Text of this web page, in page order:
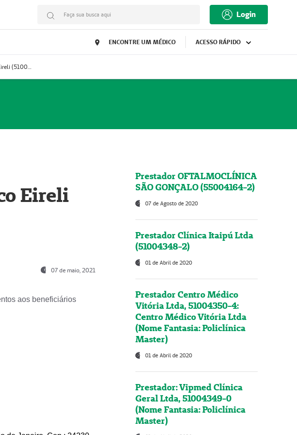
Faça sua busca aqui Login
ENCONTRE UM MÉDICO ACESSO RÁPIDO
Prestador Mosaicum Espaço Clínico Eireli (51004355-5)
Eireli
07 de maio, 2021
aos beneficiários
Prestador OFTALMOCLÍNICA
SÃO GONÇALO (55004164-2)
07 de Agosto de 2020
Prestador Clínica Itaipú Ltda
(51004348-2)
01 de Abril de 2020
Prestador Centro Médico
Vitória Ltda, 51004350-4:
Centro Médico Vitória Ltda
(Nome Fantasia: Policlínica
Master)
01 de Abril de 2020
Prestador: Vipmed Clínica
Geral Ltda, 51004349-0
(Nome Fantasia: Policlínica
Master)